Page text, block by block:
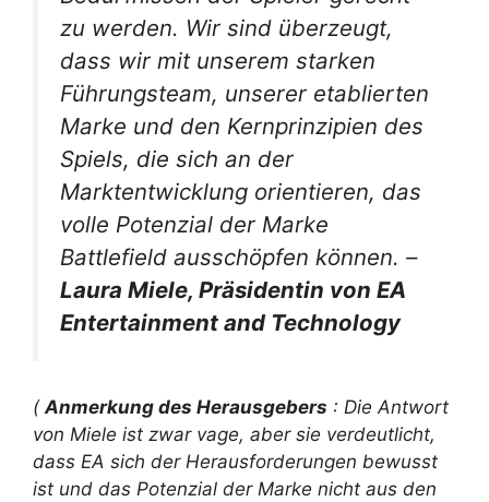
zu werden. Wir sind überzeugt,
dass wir mit unserem starken
Führungsteam, unserer etablierten
Marke und den Kernprinzipien des
Spiels, die sich an der
Marktentwicklung orientieren, das
volle Potenzial der Marke
Battlefield ausschöpfen können. –
Laura Miele, Präsidentin von EA
Entertainment and Technology
(Anmerkung des Herausgebers : Die Antwort
von Miele ist zwar vage, aber sie verdeutlicht,
dass EA sich der Herausforderungen bewusst
ist und das Potenzial der Marke nicht aus den